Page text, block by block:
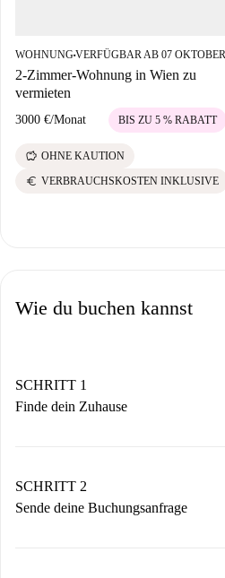
WOHNUNG■VERFÜGBAR AB 07 OKTOBER
2-Zimmer-Wohnung in Wien zu
vermieten
3000 €/Monat BIS ZU 5 % RABATT
savings OHNE KAUTION
euro VERBRAUCHSKOSTEN INKLUSIVE
Wie du buchen kannst
SCHRITT 1
Finde dein Zuhause
Du erhältst alle notwendigen
SCHRITT 2
Sende deine Buchungsanfrage